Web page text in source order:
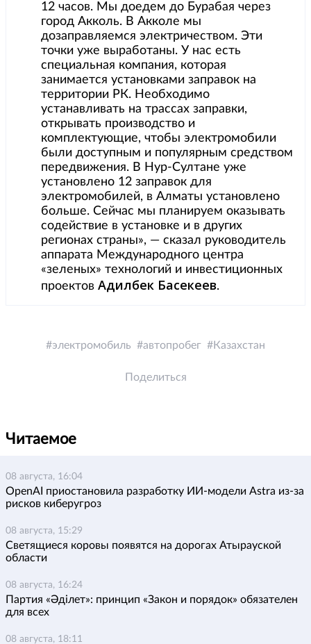
12 часов. Мы доедем до Бурабая через
город Акколь. В Акколе мы
дозаправляемся электричеством. Эти
точки уже выработаны. У нас есть
специальная компания, которая
занимается установками заправок на
территории РК. Необходимо
устанавливать на трассах заправки,
открывать производство и
комплектующие, чтобы электромобили
были доступным и популярным средством
передвижения. В Нур-Султане уже
установлено 12 заправок для
электромобилей, в Алматы установлено
больше. Сейчас мы планируем оказывать
содействие в установке и в других
регионах страны», — сказал руководитель
аппарата Международного центра
«зеленых» технологий и инвестиционных
проектов Адилбек Басекеев.
электромобиль автопробег Казахстан
Поделиться
Читаемое
08 августа, 16:04
OpenAI приостановила разработку ИИ-модели Astra из-за
рисков киберугроз
08 августа, 15:29
Светящиеся коровы появятся на дорогах Атырауской
области
08 августа, 16:24
Партия «Әділет»: принцип «Закон и порядок» обязателен
для всех
08 августа, 18:11